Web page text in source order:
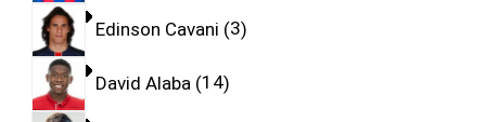
Edinson Cavani 3
David Alaba 14